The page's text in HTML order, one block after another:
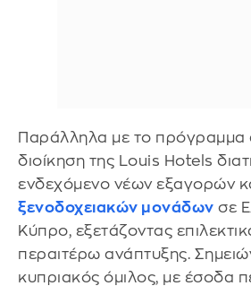
Παράλληλα με το πρόγραμμα
διοίκηση της Louis Hotels
ενδεχόμενο νέων εξαγορών
ξενοδοχειακών μονάδων σε
Κύπρο, εξετάζοντας
περαιτέρω ανάπτυξης.
κυπριακός όμιλος, με έσοδα